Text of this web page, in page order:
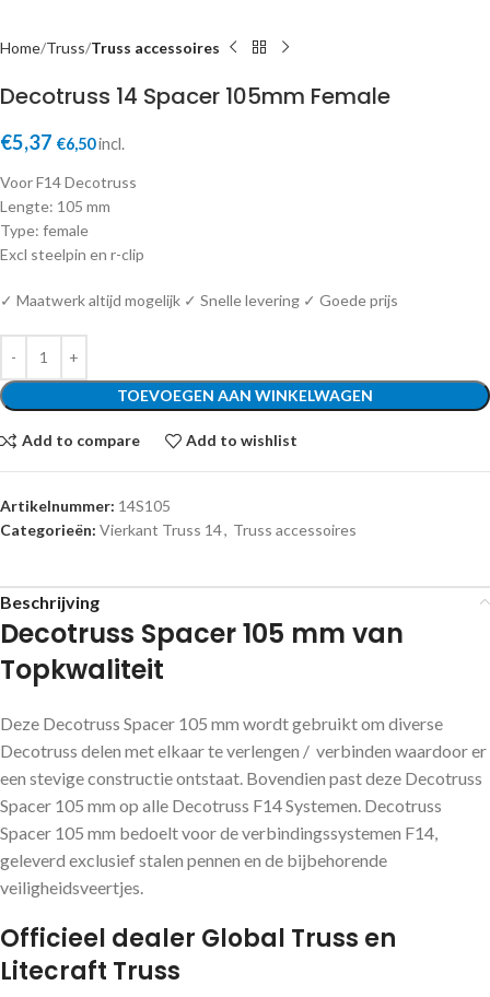
Home Truss Truss accessoires
Decotruss 14 Spacer 105mm Female
€5,37 €6,50incl.
Voor F14 Decotruss
Lengte: 105 mm
Type: female
Excl steelpin en r-clip
✓ Maatwerk altijd mogelijk ✓ Snelle levering ✓ Goede prijs
TOEVOEGEN AAN WINKELWAGEN
Add to compare Add to wishlist
Artikelnummer: 14S105
Categorieën: Vierkant Truss 14, Truss accessoires
Beschrijving
Decotruss Spacer 105 mm van
Topkwaliteit
Deze Decotruss Spacer 105 mm wordt gebruikt om diverse
Decotruss delen met elkaar te verlengen / verbinden waardoor er
een stevige constructie ontstaat. Bovendien past deze Decotruss
Spacer 105 mm op alle Decotruss F14 Systemen. Decotruss
Spacer 105 mm bedoelt voor de verbindingssystemen F14,
geleverd exclusief stalen pennen en de bijbehorende
veiligheidsveertjes.
Officieel dealer Global Truss en
Litecraft Truss